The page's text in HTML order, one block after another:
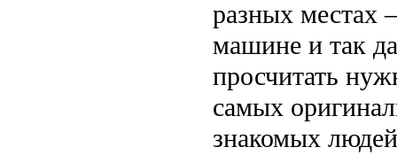
разных местах
машине и так
просчитать
самых
знакомых